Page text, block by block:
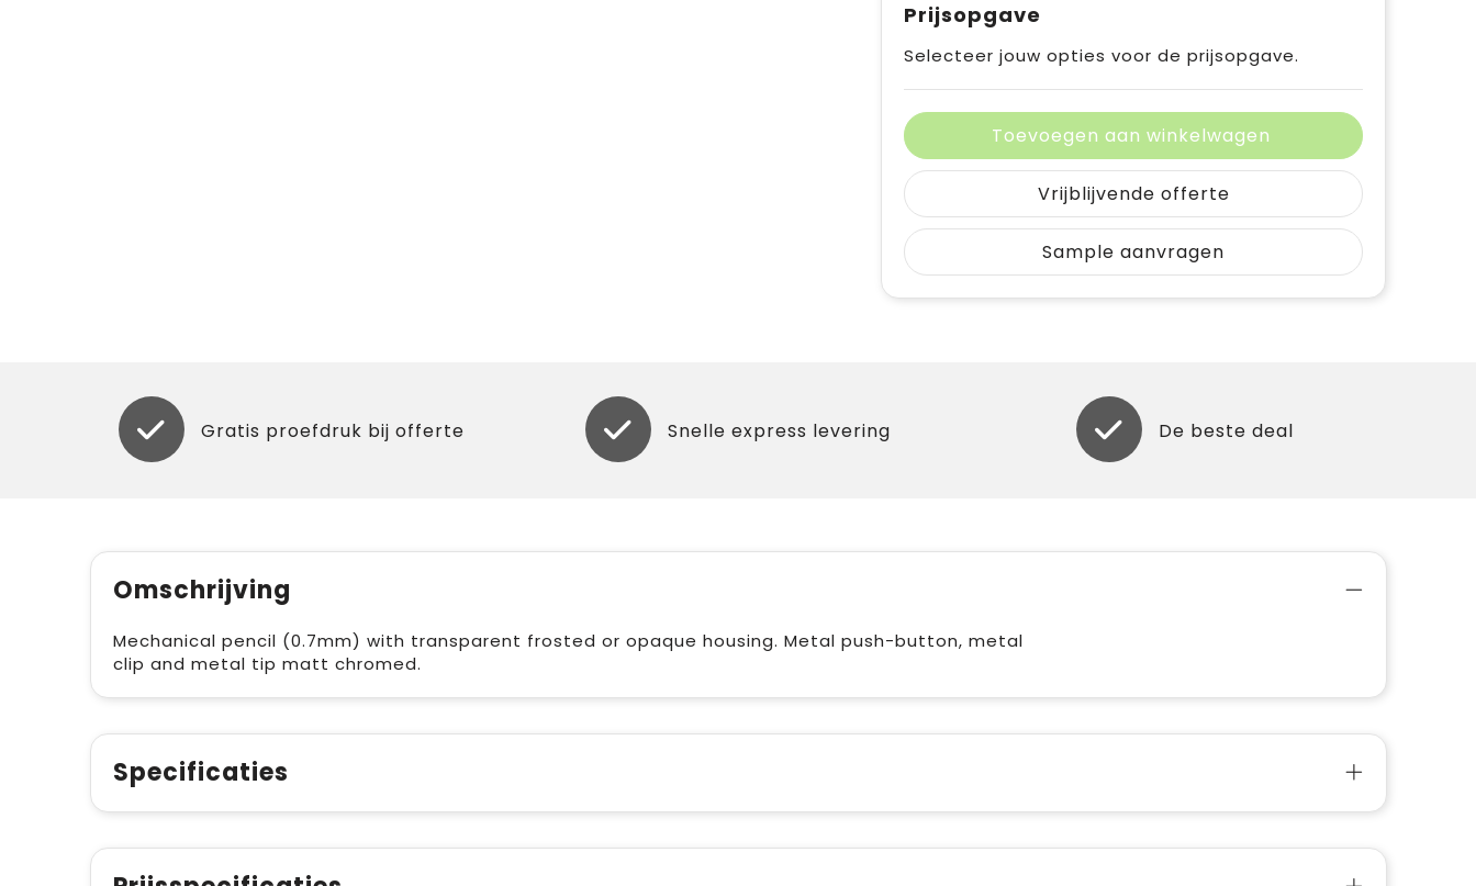
Prijsopgave
Selecteer jouw opties voor de prijsopgave.
Toevoegen aan winkelwagen
Vrijblijvende offerte
Sample aanvragen
Gratis proefdruk bij offerte Snelle express levering De beste deal
Omschrijving
Mechanical pencil (0.7mm) with transparent frosted or opaque housing. Metal push-button, metal
clip and metal tip matt chromed.
Specificaties